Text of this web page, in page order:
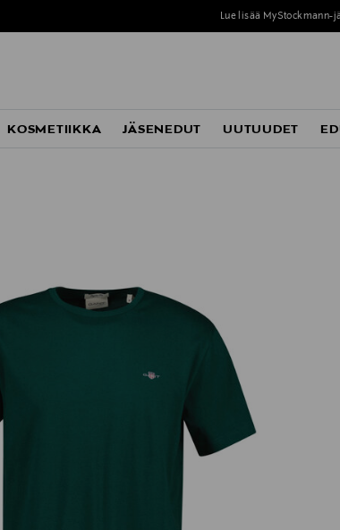
Lue lisää MyStockmann-
KOSMETIIKKA JÄSENEDUT UUTUUDET